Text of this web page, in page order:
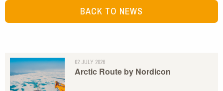
BACK TO NEWS
02 JULY 2026
Arctic Route by Nordicon